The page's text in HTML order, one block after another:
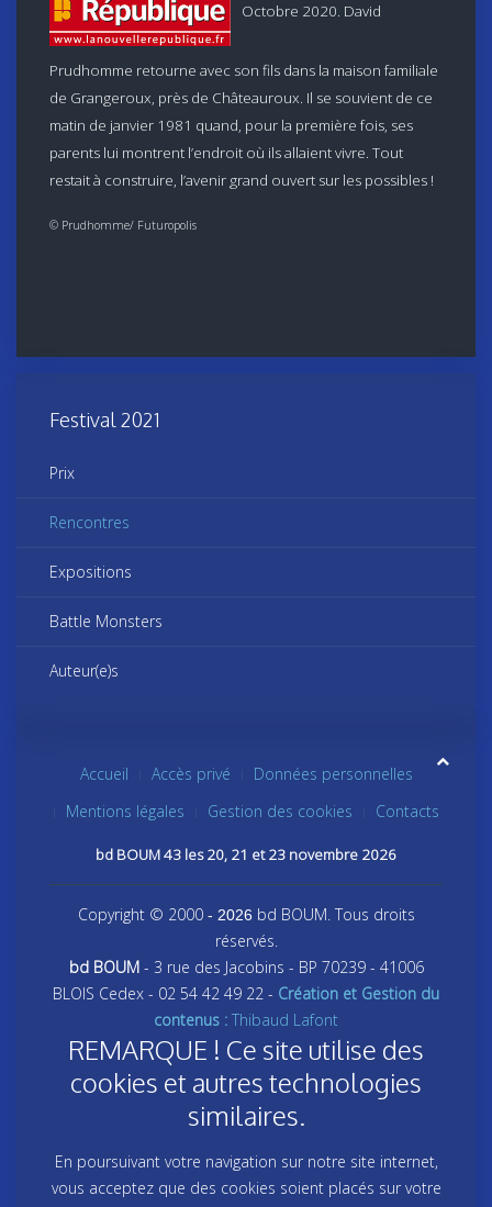
Octobre 2020. David
Prudhomme retourne avec son fils dans la maison familiale
de Grangeroux, près de Châteauroux. Il se souvient de ce
matin de janvier 1981 quand, pour la première fois, ses
parents lui montrent l’endroit où ils allaient vivre. Tout
restait à construire, l’avenir grand ouvert sur les possibles !
© Prudhomme/ Futuropolis
Festival 2021
Prix
Rencontres
Expositions
Battle Monsters
Auteur(e)s
Accueil Accès privé
Données personnelles
Mentions légales
Gestion des cookies Contacts
bd BOUM 43 les 20, 21 et 23 novembre 2026
Copyright © 2000- 2026 bd BOUM. Tous droits
réservés.
bd BOUM- 3 rue des Jacobins - BP 70239 - 41006
BLOIS Cedex - 02 54 42 49 22 - Création et Gestion du
contenus : Thibaud Lafont
REMARQUE ! Ce site utilise des
cookies et autres technologies
similaires.
En poursuivant votre navigation sur notre site internet,
vous acceptez que des cookies soient placés sur votre